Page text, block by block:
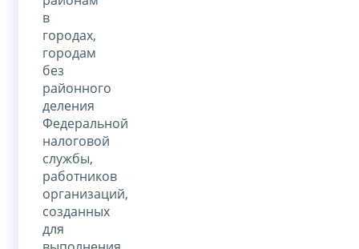
в
городах,
городам
без
районного
деления
Федеральной
налоговой
службы,
работников
организаций,
созданных
для